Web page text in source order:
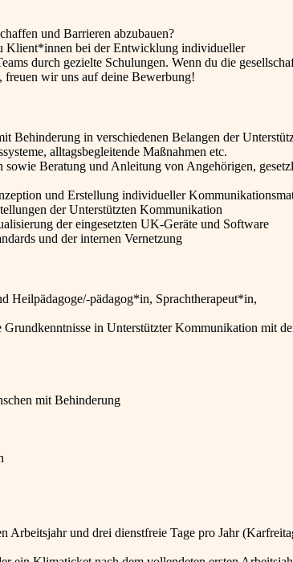
und Barrieren abzubauen?
Klient*innen bei der Entwicklung individueller
durch gezielte Schulungen. Wenn du die
wir uns auf deine Bewerbung!
Behinderung in verschiedenen Belangen der
alltagsbegleitende Maßnahmen etc.
sowie Beratung und Anleitung von Angehörigen,
und Erstellung individueller
der Unterstützten Kommunikation
der eingesetzten UK-Geräte und Software
und der internen Vernetzung
Heilpädagoge/-pädagog*in, Sprachtherapeut*in,
in Unterstützter Kommunikation mit
mit Behinderung
Arbeitsjahr und drei dienstfreie Tage pro Jahr